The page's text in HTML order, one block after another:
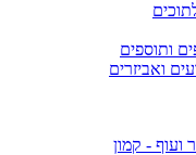
ותוספים
ואביזרים
ועוף - קמון